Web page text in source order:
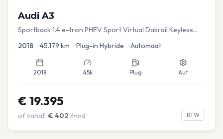
Audi A3
Sportback 1.4 e-tron PHEV Sport Virtual Dakrail Keyless
2018 •45.179 km •Plug-in Hybride •Automaat
2018 45k Plug Aut
€ 19.395
of vanaf: € 402 /mnd BTW